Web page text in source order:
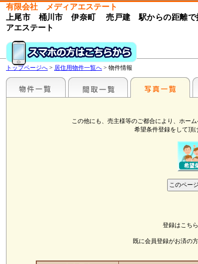
有限会社 メディアエステート
上尾市 桶川市 伊奈町 売戸建 駅からの距離で
アエステート
トップページへ > 居住用物件一覧へ > 物件情報
この他にも、売主様等のご都合により、ホー
希望条件登録をして頂
登録はこち
既に会員登録がお済の